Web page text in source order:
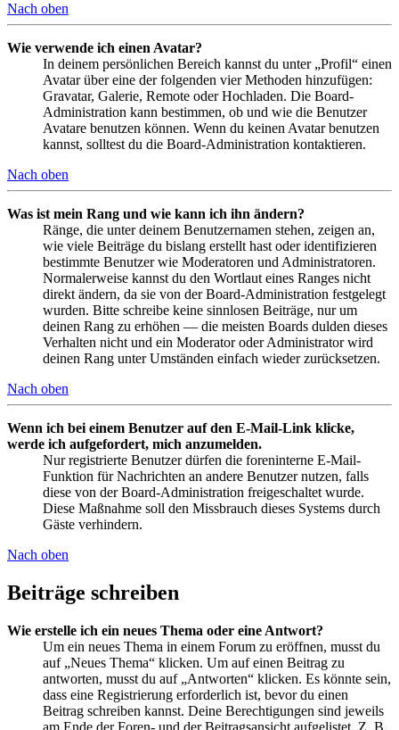
Nach oben
Wie verwende ich einen Avatar?
In deinem persönlichen Bereich kannst du unter „Profil“ einen
Avatar über eine der folgenden vier Methoden hinzufügen:
Gravatar, Galerie, Remote oder Hochladen. Die Board-
Administration kann bestimmen, ob und wie die Benutzer
Avatare benutzen können. Wenn du keinen Avatar benutzen
kannst, solltest du die Board-Administration kontaktieren.
Nach oben
Was ist mein Rang und wie kann ich ihn ändern?
Ränge, die unter deinem Benutzernamen stehen, zeigen an,
wie viele Beiträge du bislang erstellt hast oder identifizieren
bestimmte Benutzer wie Moderatoren und Administratoren.
Normalerweise kannst du den Wortlaut eines Ranges nicht
direkt ändern, da sie von der Board-Administration festgelegt
wurden. Bitte schreibe keine sinnlosen Beiträge, nur um
deinen Rang zu erhöhen — die meisten Boards dulden dieses
Verhalten nicht und ein Moderator oder Administrator wird
deinen Rang unter Umständen einfach wieder zurücksetzen.
Nach oben
Wenn ich bei einem Benutzer auf den E-Mail-Link klicke,
werde ich aufgefordert, mich anzumelden.
Nur registrierte Benutzer dürfen die foreninterne E-Mail-
Funktion für Nachrichten an andere Benutzer nutzen, falls
diese von der Board-Administration freigeschaltet wurde.
Diese Maßnahme soll den Missbrauch dieses Systems durch
Gäste verhindern.
Nach oben
Beiträge schreiben
Wie erstelle ich ein neues Thema oder eine Antwort?
Um ein neues Thema in einem Forum zu eröffnen, musst du
auf „Neues Thema“ klicken. Um auf einen Beitrag zu
antworten, musst du auf „Antworten“ klicken. Es könnte sein,
dass eine Registrierung erforderlich ist, bevor du einen
Beitrag schreiben kannst. Deine Berechtigungen sind jeweils